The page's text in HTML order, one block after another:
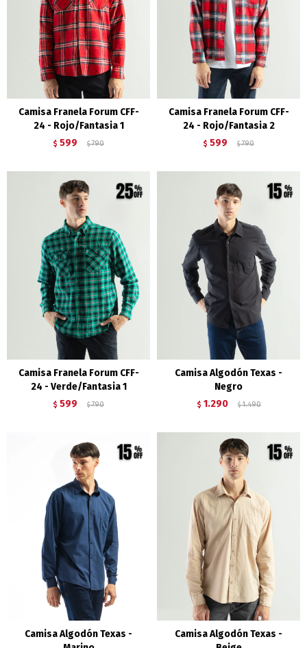
Camisa Franela Forum CFF-
24 - Rojo/Fantasia 1
$ 599 $ 790
Camisa Franela Forum CFF-
24 - Rojo/Fantasia 2
$ 599 $ 790
Camisa Franela Forum CFF-
24 - Verde/Fantasia 1
$ 599 $ 790
Camisa Algodón Texas -
Negro
$ 1.290 $ 1.490
Camisa Algodón Texas -
Camisa Algodón Texas -